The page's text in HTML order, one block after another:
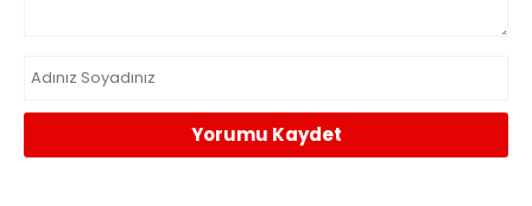
Yorumu Kaydet